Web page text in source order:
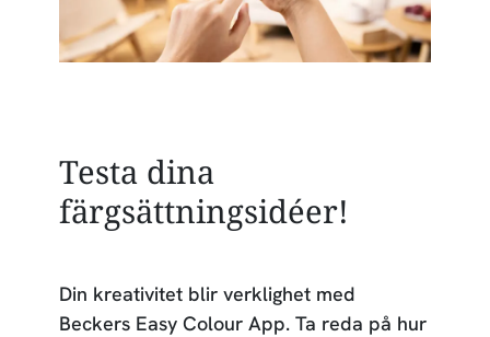
Testa dina
färgsättningsidéer!
Din kreativitet blir verklighet med
Beckers Easy Colour App. Ta reda på hur